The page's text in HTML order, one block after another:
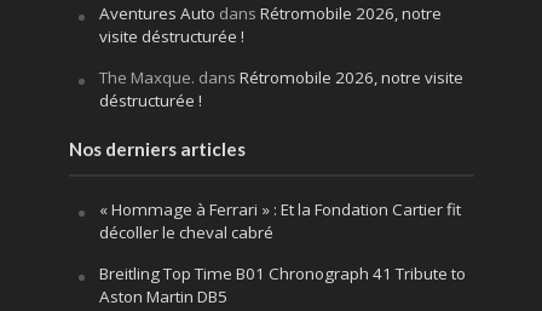
Aventures Auto dans Rétromobile 2026, notre
visite déstructurée !
The Maxque. dans Rétromobile 2026, notre visite
déstructurée !
Nos derniers articles
« Hommage à Ferrari » : Et la Fondation Cartier fit
décoller le cheval cabré
Breitling Top Time B01 Chronograph 41 Tribute to
Aston Martin DB5